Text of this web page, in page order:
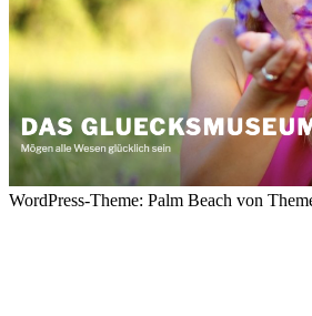
WordPress-Theme: Palm Beach von